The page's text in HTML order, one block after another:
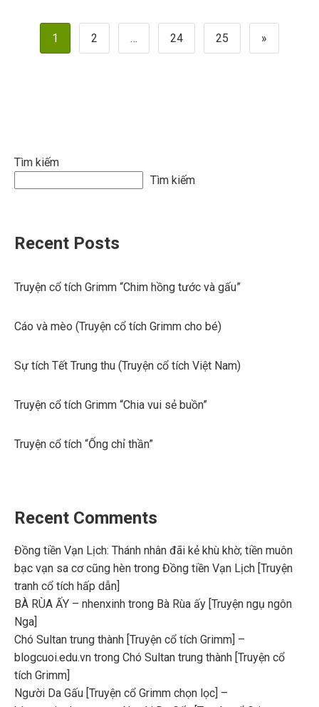
Phân
trang
1 2 … 24 25 »
Tìm kiếm
Tìm kiếm
Recent Posts
Truyện cổ tích Grimm “Chim hồng tước và gấu”
Cáo và mèo (Truyện cổ tích Grimm cho bé)
Sự tích Tết Trung thu (Truyện cổ tích Việt Nam)
Truyện cổ tích Grimm “Chia vui sẻ buồn”
Truyện cổ tích “Ống chỉ thần”
Recent Comments
Đồng tiền Vạn Lịch: Thánh nhân đãi kẻ khù khờ; tiền muôn
bạc vạn sa cơ cũng hèn trong Đồng tiền Vạn Lịch [Truyện
tranh cổ tích hấp dẫn]
BÀ RÙA ẤY – nhenxinh trong Bà Rùa ấy [Truyện ngụ ngôn
Nga]
Chó Sultan trung thành [Truyện cổ tích Grimm] –
blogcuoi.edu.vn trong Chó Sultan trung thành [Truyện cổ
tích Grimm]
Người Da Gấu [Truyện cổ Grimm chọn lọc] –